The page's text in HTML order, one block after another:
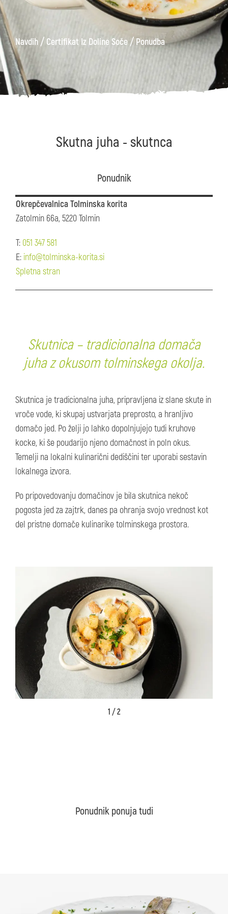
Navdih / Certifikat Iz Doline Soče /Ponudba
Skutna juha - skutnca
Ponudnik
Okrepčevalnica Tolminska korita
Zatolmin 66a, 5220 Tolmin
T: 051 347 581
E: info@tolminska-korita.si
Spletna stran
Skutnica – tradicionalna domača
juha z okusom tolminskega okolja.
Skutnica je tradicionalna juha, pripravljena iz slane skute in
vroče vode, ki skupaj ustvarjata preprosto, a hranljivo
domačo jed. Po želji jo lahko dopolnjujejo tudi kruhove
kocke, ki še poudarijo njeno domačnost in poln okus.
Temelji na lokalni kulinarični dediščini ter uporabi sestavin
lokalnega izvora.
Po pripovedovanju domačinov je bila skutnica nekoč
pogosta jed za zajtrk, danes pa ohranja svojo vrednost kot
del pristne domače kulinarike tolminskega prostora.
1 / 2
Ponudnik ponuja tudi